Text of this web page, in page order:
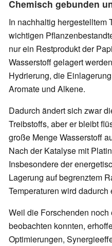
Chemisch gebunden
In nachhaltig hergestelltem
wichtigen
nur ein Restprodukt der
Wasserstoff gelagert
Hydrierung, die
Aromate und Alkene.
Dadurch ändert sich zwar
Treibstoffs, aber er bleibt
große Menge Wasserstoff
Nach der Katalyse mit
Insbesondere der
Lagerung auf begrenztem
Temperaturen wird
Weil die Forschenden
beobachten konnten,
Optimierungen,